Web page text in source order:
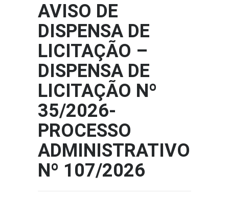
AVISO DE
DISPENSA DE
LICITAÇÃO –
DISPENSA DE
LICITAÇÃO Nº
35/2026-
PROCESSO
ADMINISTRATIVO
Nº 107/2026